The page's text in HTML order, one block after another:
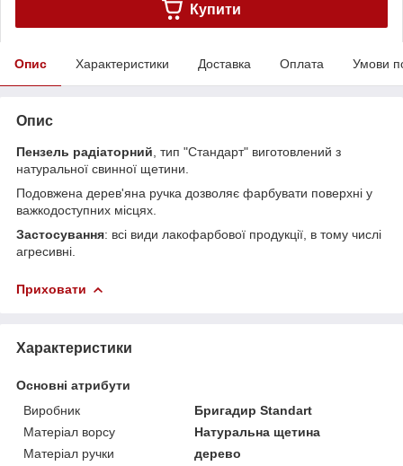
Купити
Опис Характеристики Доставка Оплата Умови
Опис
Пензель радіаторний , тип "Стандарт" виготовлений з
натуральної свинної щетини.
Подовжена дерев'яна ручка дозволяє фарбувати поверхні у
важкодоступних місцях.
Застосування: всі види лакофарбової продукції, в тому числі
агресивні.
Приховати
Характеристики
Основні атрибути
Виробник
Бригадир Standart
Матеріал ворсу
Натуральна щетина
Матеріал ручки
дерево